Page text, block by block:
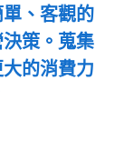
、客觀的
策。蒐集
的消費力